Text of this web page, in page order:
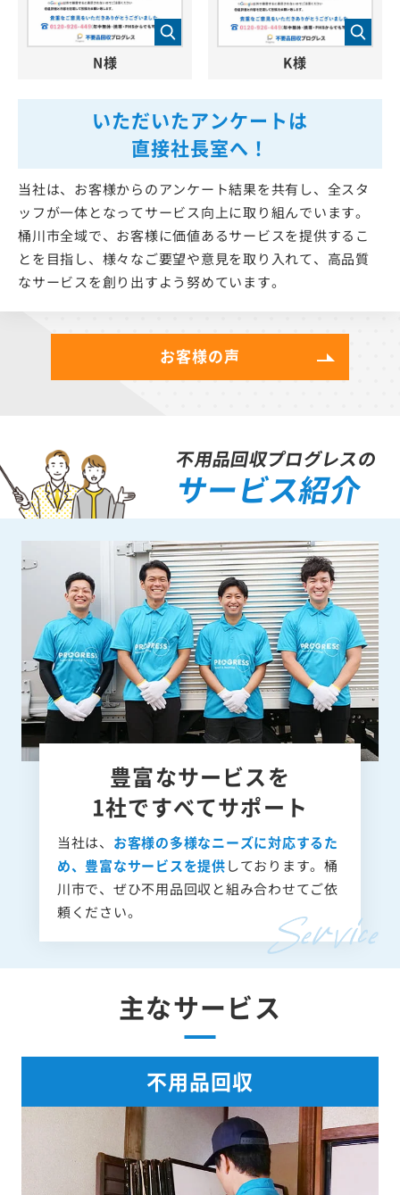
いただいたアンケートは
直接社長室へ！
当社は、お客様からのアンケート結果を共有し、全スタ
ッフが一体となってサービス向上に取り組んでいます。
桶川市全域で、お客様に価値あるサービスを提供するこ
とを目指し、様々なご要望や意見を取り入れて、高品質
なサービスを創り出すよう努めています。
N様 K様
お客様の声
不用品回収プログレスの
サービス紹介
豊富なサービスを
1社ですべてサポート
当社は、 お客様の多様なニーズに対応するた
め、豊富なサービスを提供しております。桶
川市で、ぜひ不用品回収と組み合わせてご依
頼ください。
主なサービス
不用品回収